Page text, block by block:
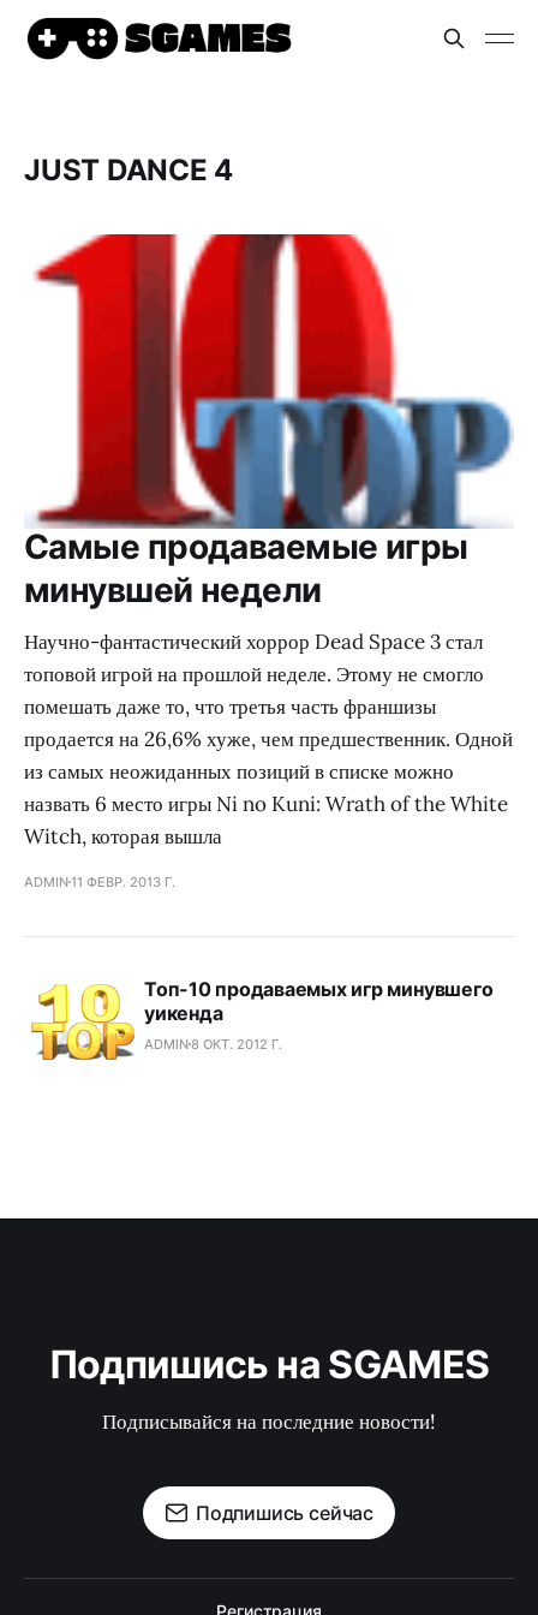
JUST DANCE 4
Самые продаваемые игры
минувшей недели
Научно-фантастический хоррор Dead Space 3 стал
топовой игрой на прошлой неделе. Этому не смогло
помешать даже то, что третья часть франшизы
продается на 26,6% хуже, чем предшественник. Одной
из самых неожиданных позиций в списке можно
назвать 6 место игры Ni no Kuni: Wrath of the White
Witch, которая вышла
ADMIN11 ФЕВР. 2013 Г.
Топ-10 продаваемых игр минувшего
уикенда
ADMIN8 ОКТ. 2012 Г.
Подпишись на SGAMES
Подписывайся на последние новости!
Подпишись сейчас
Регистрация